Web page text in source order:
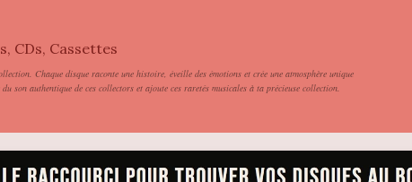
CDs, Cassettes
Chaque disque raconte une histoire, éveille des émotions et crée une atmosphère unique
son authentique de ces collectors et ajoute ces raretés musicales à ta précieuse collection.